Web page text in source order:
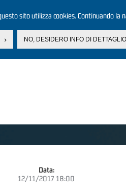
sito utilizza cookies. Continuando la
NO, DESIDERO INFO DI DETTAGLIO
Data:
12/11/2017 18:00